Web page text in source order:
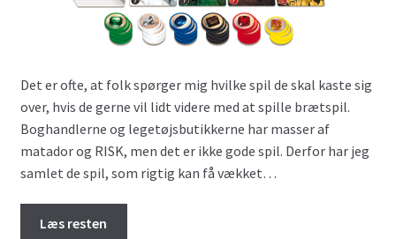
Det er ofte, at folk spørger mig hvilke spil de skal kaste sig
over, hvis de gerne vil lidt videre med at spille brætspil.
Boghandlerne og legetøjsbutikkerne har masser af
matador og RISK, men det er ikke gode spil. Derfor har jeg
samlet de spil, som rigtig kan få vækket…
Læs resten